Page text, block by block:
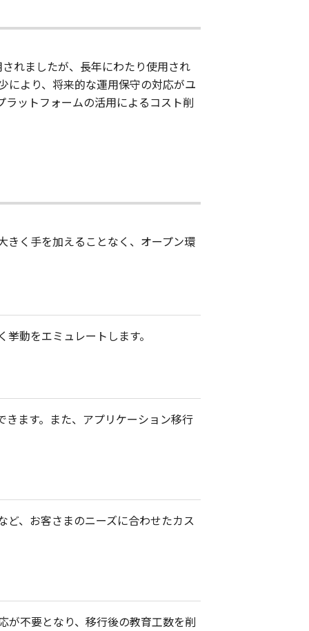
れましたが、長年にわたり使用され
により、将来的な運用保守の対応がユ
ットフォームの活用によるコスト削
きく手を加えることなく、オープン環
動をエミュレートします。
ます。また、アプリケーション移行
、お客さまのニーズに合わせたカス
が不要となり、移行後の教育工数を削